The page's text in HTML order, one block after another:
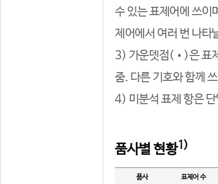
수 있는 표제어에 쓰이
제어에서 여러 번 나타
3) 가운뎃점(•)은 표
줌. 다른 기호와 함께
4) 미분석 표제 항은
품사별 현황1)
품사 표제어 수